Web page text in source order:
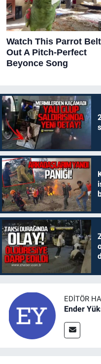
EDITÖR
Ender